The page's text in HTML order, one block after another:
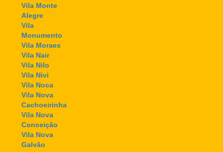
Vila Monte
Alegre
Vila
Monumento
Vila Moraes
Vila Nair
Vila Nilo
Vila Nivi
Vila Noca
Vila Nova
Cachoeirinha
Vila Nova
Conceição
Vila Nova
Galvão